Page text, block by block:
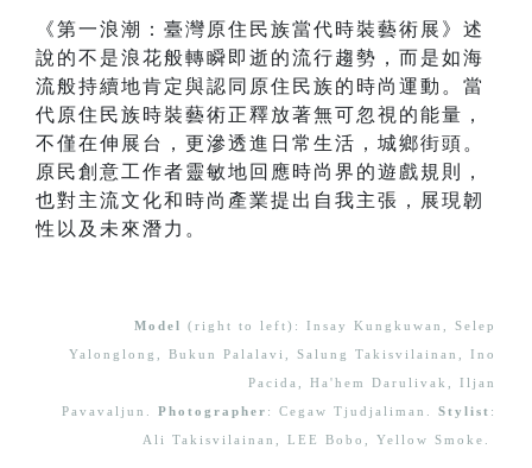
《第一浪潮：臺灣原住民族當代時裝藝術展》述
說的不是浪花般轉瞬即逝的流行趨勢，而是如海
流般持續地肯定與認同原住民族的時尚運動。當
代原住民族時裝藝術正釋放著無可忽視的能量，
不僅在伸展台，更滲透進日常生活，城鄉街頭。
原民創意工作者靈敏地回應時尚界的遊戲規則，
也對主流文化和時尚產業提出自我主張，展現韌
性以及未來潛力。
Model (right to left): Insay Kungkuwan, Selep
Yalonglong, Bukun Palalavi, Salung Takisvilainan, Ino
Pacida, Ha'hem Darulivak, Iljan
Pavavaljun. Photographer : Cegaw Tjudjaliman. Stylist :
Ali Takisvilainan, LEE Bobo, Yellow Smoke.